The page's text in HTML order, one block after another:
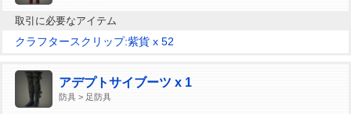
取引に必要なアイテム
クラフタースクリップ:紫貨 x 52
アデプトサイブーツ x 1
防具 > 足防具